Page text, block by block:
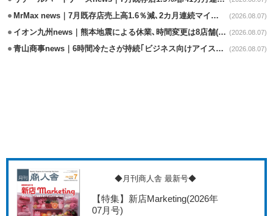
MrMax news｜7月既存店売上高1.6％減､2カ月連続マイナス (2026.08.07)
イオン九州news｜熊本地震による休業､時間変更は8店舗(8/7時点) (2026.08.07)
青山商事news｜6時間冷たさが持続｢ビジネス向けアイスベスト｣発売 (2026.08.07)
◆月刊商人舎 最新号◆
【特集】新店Marketing(2026年
07月号)